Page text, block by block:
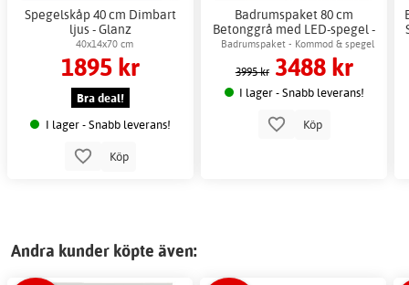
Spegelskåp 40 cm Dimbart
ljus - Glanz
40x14x70 cm
1895 kr
Bra deal!
I lager - Snabb leverans!
Köp
Badrumspaket 80 cm
Betonggrå med LED-spegel -
London + 2.00 x Badrumskrok
Badrumspaket - Kommod & spegel
med LED-belysning
3995 kr 3488 kr
I lager - Snabb leverans!
Köp
Andra kunder köpte även: